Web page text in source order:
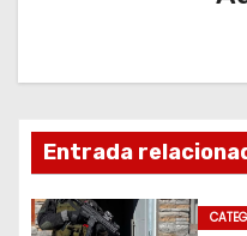
n
d
Entrada